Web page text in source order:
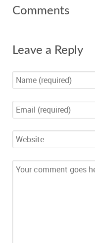
Comments
Leave a Reply